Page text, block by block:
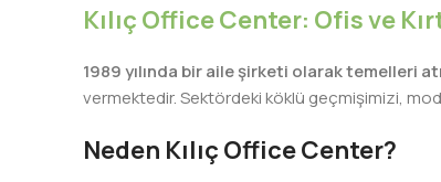
Kılıç Office Center: Ofis ve
1989 yılında bir aile şirketi olarak temelleri
vermektedir. Sektördeki köklü geçmişimizi,
Neden Kılıç Office Center?